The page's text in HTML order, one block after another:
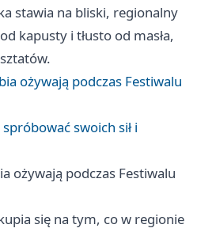
stawia na bliski, regionalny
kapusty i tłusto od masła,
ożywają podczas Festiwalu
swoich sił i
ożywają podczas Festiwalu
się na tym, co w regionie